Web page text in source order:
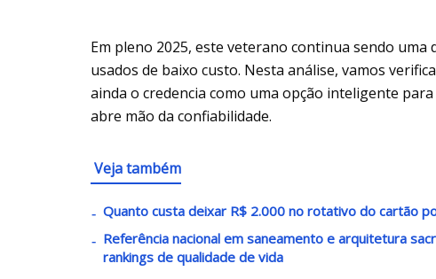
Em pleno 2025, este veterano continua sendo uma
usados de baixo custo. Nesta análise, vamos
ainda o credencia como uma opção inteligente
abre mão da confiabilidade.
Veja também
Quanto custa deixar R$ 2.000 no rotativo do cartão
Referência nacional em saneamento e arquitetura
rankings de qualidade de vida